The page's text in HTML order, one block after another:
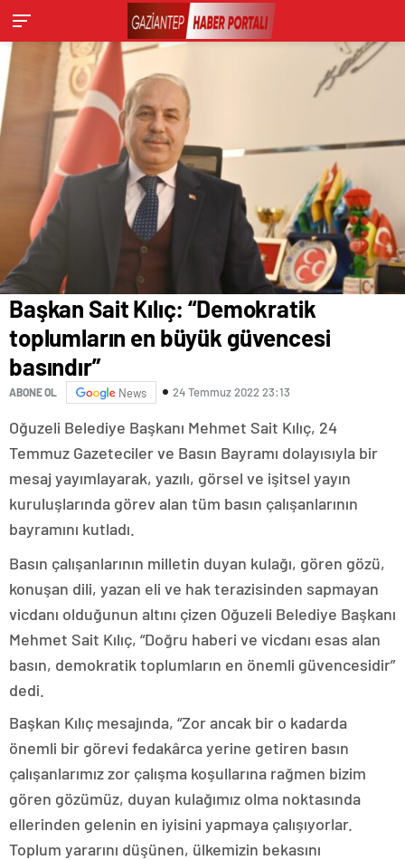
Başkan Sait Kılıç: “Demokratik
toplumların en büyük güvencesi
basındır”
ABONE OL News 24 Temmuz 2022 23:13
Oğuzeli Belediye Başkanı Mehmet Sait Kılıç, 24
Temmuz Gazeteciler ve Basın Bayramı dolayısıyla bir
mesaj yayımlayarak, yazılı, görsel ve işitsel yayın
kuruluşlarında görev alan tüm basın çalışanlarının
bayramını kutladı.
Basın çalışanlarının milletin duyan kulağı, gören gözü,
konuşan dili, yazan eli ve hak terazisinden sapmayan
vicdanı olduğunun altını çizen Oğuzeli Belediye Başkanı
Mehmet Sait Kılıç, “Doğru haberi ve vicdanı esas alan
basın, demokratik toplumların en önemli güvencesidir”
dedi.
Başkan Kılıç mesajında, “Zor ancak bir o kadarda
önemli bir görevi fedakârca yerine getiren basın
çalışanlarımız zor çalışma koşullarına rağmen bizim
gören gözümüz, duyan kulağımız olma noktasında
ellerinden gelenin en iyisini yapmaya çalışıyorlar.
Toplum yararını düşünen, ülkemizin bekasını